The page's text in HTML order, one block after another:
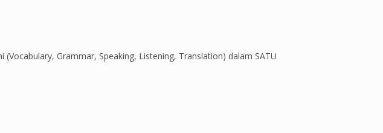
Grammar, Speaking, Listening, Translation) dalam SATU